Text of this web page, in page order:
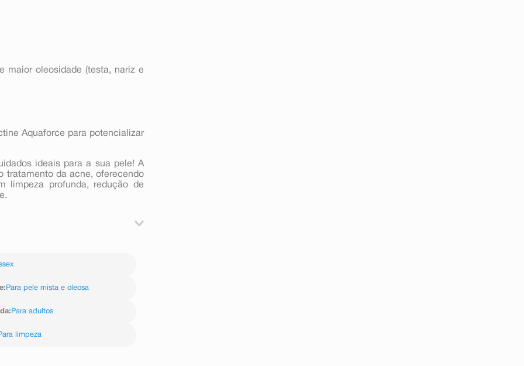
maior oleosidade (testa, nariz e
Aquaforce para potencializar
ideais para a sua pele! A
tratamento da acne, oferecendo
limpeza profunda, redução de
: Para pele mista e oleosa
: Para adultos
limpeza